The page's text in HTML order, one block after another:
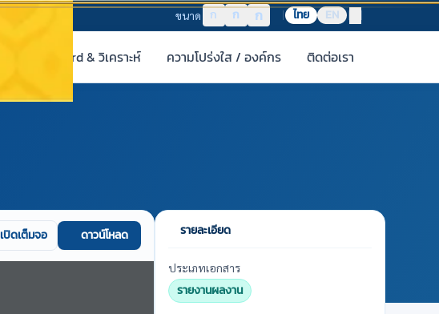
ขนาด ก ก ก ไทย EN
Dashboard & วิเคราะห์ ความโปร่งใส / องค์กร ติดต่อเรา
เปิดเต็มจอ ดาวน์โหลด รายละเอียด
ประเภทเอกสาร
รายงานผลงาน